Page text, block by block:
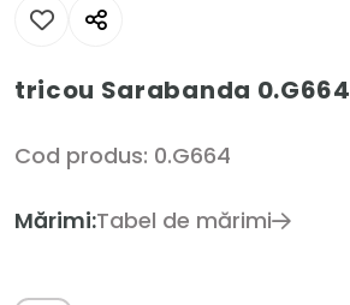
tricou Sarabanda 0.G664
Cod produs: 0.G664
Mărimi:Tabel de mărimi